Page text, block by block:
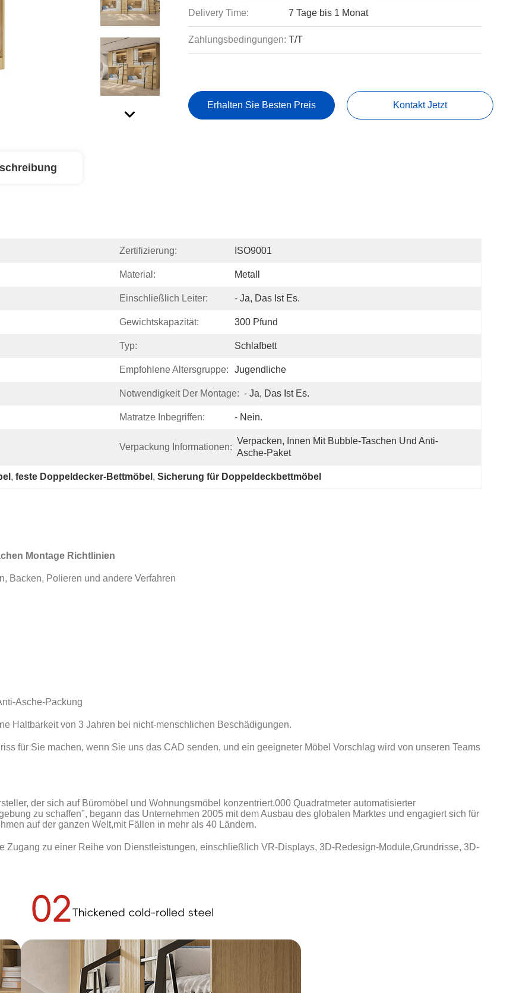
Delivery Time: 7 Tage bis 1 Monat
Zahlungsbedingungen: T/T
Erhalten Sie Besten Preis Kontakt Jetzt
Zertifizierung: ISO9001
Material: Metall
Einschließlich Leiter: - Ja, Das Ist Es.
Gewichtskapazität: 300 Pfund
Typ: Schlafbett
Empfohlene Altersgruppe: Jugendliche
Notwendigkeit Der Montage: - Ja, Das Ist Es.
Matratze Inbegriffen: - Nein.
Verpackung Informationen:
Verpacken, Innen Mit Bubble-Taschen Und Anti-
Asche-Paket
, feste Doppeldecker-Bettmöbel , Sicherung für Doppeldeckbettmöbel
Montage Richtlinien
Backen, Polieren und andere Verfahren
Asche-Packung
Haltbarkeit von 3 Jahren bei nicht-menschlichen Beschädigungen.
für Sie machen, wenn Sie uns das CAD senden, und ein geeigneter Möbel Vorschlag wird von unseren Teams
der sich auf Büromöbel und Wohnungsmöbel konzentriert.000 Quadratmeter automatisierter
zu schaffen", begann das Unternehmen 2005 mit dem Ausbau des globalen Marktes und engagiert sich für
auf der ganzen Welt,mit Fällen in mehr als 40 Ländern.
Zugang zu einer Reihe von Dienstleistungen, einschließlich VR-Displays, 3D-Redesign-Module,Grundrisse, 3D-